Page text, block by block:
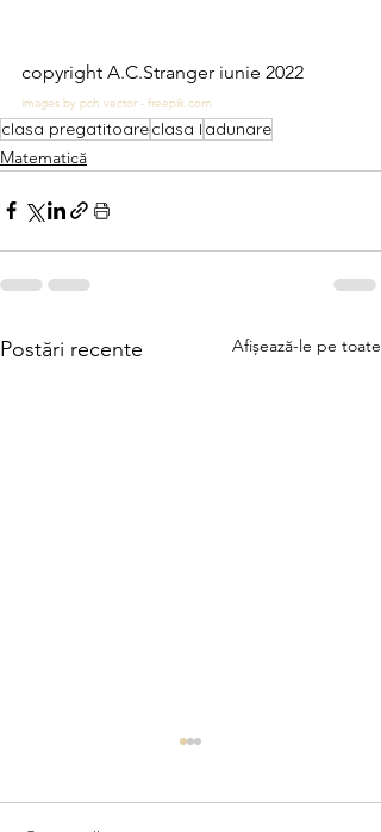
copyright A.C.Stranger iunie 2022
images by pch.vector - freepik.com
clasa pregatitoareclasa I adunare
Matematică
Postări recente Afișează-le pe toate